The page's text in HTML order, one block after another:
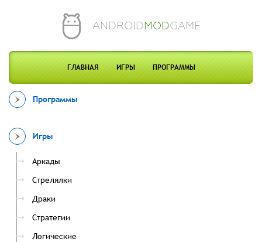
ANDROIDMODGAME
ГЛАВНАЯ ИГРЫ ПРОГРАММЫ
Программы
Игры
Аркады
Стрелялки
Драки
Стратегии
Логические